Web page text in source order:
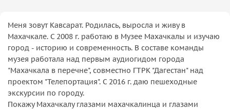
Меня зовут Кавсарат. Родилась, выросла и живу в
Махачкале. С 2008 г. работаю в Музее Махачкалы и изучаю
город - историю и современность. В составе команды
музея работала над первым аудиогидом города
"Махачкала в перечне", совместно ГТРК "Дагестан" над
проектом "Телепортация". С 2016 г. даю пешеходные
экскурсии по городу.
Покажу Махачкалу глазами махачкалинца и глазами